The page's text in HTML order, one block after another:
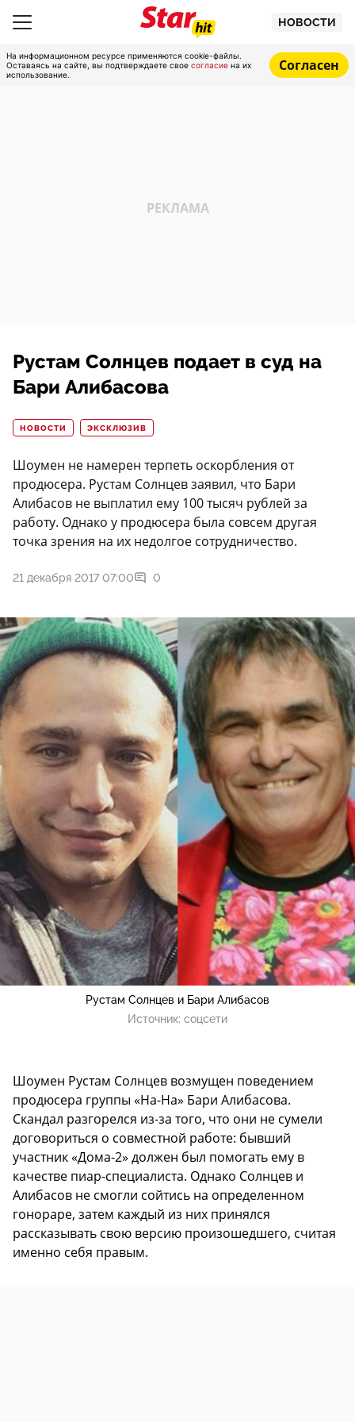
НОВОСТИ
На информационном ресурсе применяются cookie-файлы.
Оставаясь на сайте, вы подтверждаете свое согласие на их
использование.
Согласен
Рустам Солнцев подает в суд на
Бари Алибасова
НОВОСТИ ЭКСКЛЮЗИВ
Шоумен не намерен терпеть оскорбления от
продюсера. Рустам Солнцев заявил, что Бари
Алибасов не выплатил ему 100 тысяч рублей за
работу. Однако у продюсера была совсем другая
точка зрения на их недолгое сотрудничество.
21 декабря 2017 07:00 0
Рустам Солнцев и Бари Алибасов
Источник: соцсети
Шоумен Рустам Солнцев возмущен поведением
продюсера группы «На-На» Бари Алибасова.
Скандал разгорелся из-за того, что они не сумели
договориться о совместной работе: бывший
участник «Дома-2» должен был помогать ему в
качестве пиар-специалиста. Однако Солнцев и
Алибасов не смогли сойтись на определенном
гонораре, затем каждый из них принялся
рассказывать свою версию произошедшего, считая
именно себя правым.